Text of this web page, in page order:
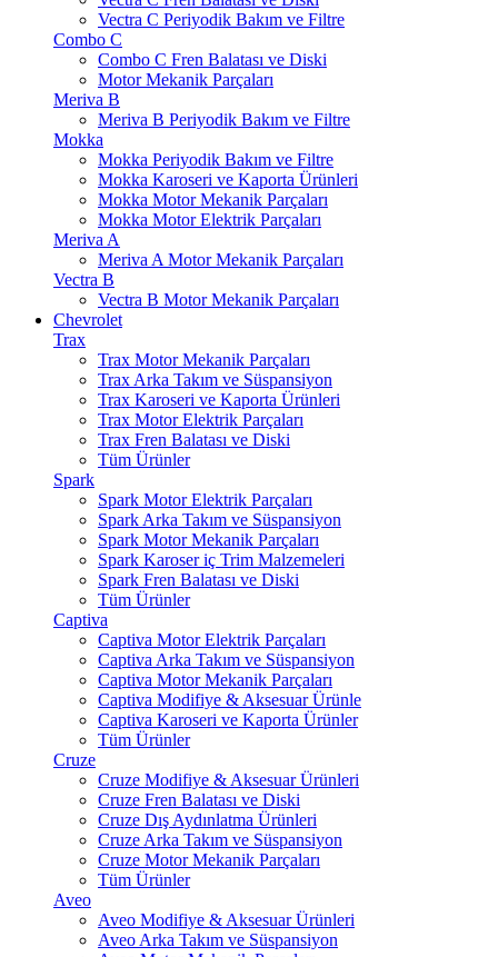
Vectra C Periyodik Bakım ve Filtre
Combo C
Combo C Fren Balatası ve Diski
Motor Mekanik Parçaları
Meriva B
Meriva B Periyodik Bakım ve Filtre
Mokka
Mokka Periyodik Bakım ve Filtre
Mokka Karoseri ve Kaporta Ürünleri
Mokka Motor Mekanik Parçaları
Mokka Motor Elektrik Parçaları
Meriva A
Meriva A Motor Mekanik Parçaları
Vectra B
Vectra B Motor Mekanik Parçaları
Chevrolet
Trax
Trax Motor Mekanik Parçaları
Trax Arka Takım ve Süspansiyon
Trax Karoseri ve Kaporta Ürünleri
Trax Motor Elektrik Parçaları
Trax Fren Balatası ve Diski
Tüm Ürünler
Spark
Spark Motor Elektrik Parçaları
Spark Arka Takım ve Süspansiyon
Spark Motor Mekanik Parçaları
Spark Karoser iç Trim Malzemeleri
Spark Fren Balatası ve Diski
Tüm Ürünler
Captiva
Captiva Motor Elektrik Parçaları
Captiva Arka Takım ve Süspansiyon
Captiva Motor Mekanik Parçaları
Captiva Modifiye & Aksesuar Ürünle
Captiva Karoseri ve Kaporta Ürünler
Tüm Ürünler
Cruze
Cruze Modifiye & Aksesuar Ürünleri
Cruze Fren Balatası ve Diski
Cruze Dış Aydınlatma Ürünleri
Cruze Arka Takım ve Süspansiyon
Cruze Motor Mekanik Parçaları
Tüm Ürünler
Aveo
Aveo Modifiye & Aksesuar Ürünleri
Aveo Arka Takım ve Süspansiyon